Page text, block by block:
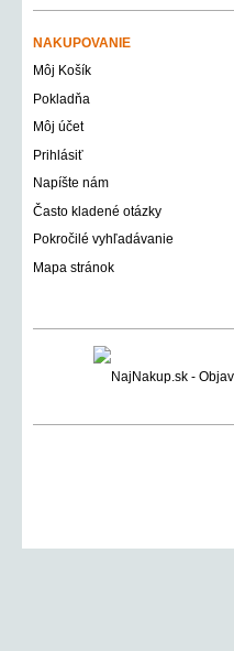
NAKUPOVANIE
Môj Košík
Pokladňa
Môj účet
Prihlásiť
Napíšte nám
Často kladené otázky
Pokročilé vyhľadávanie
Mapa stránok